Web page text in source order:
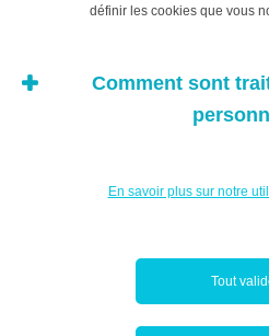
définir les cookies que vous
Comment sont
En savoir plus sur notre
Tout